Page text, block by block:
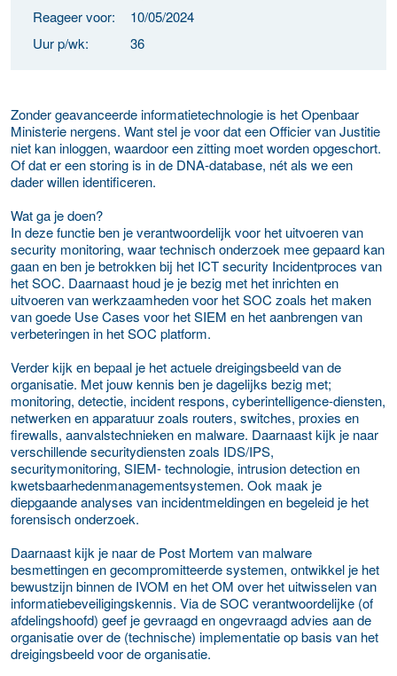
Reageer voor:
10/05/2024
Uur p/wk:
36
Zonder geavanceerde informatietechnologie is het Openbaar
Ministerie nergens. Want stel je voor dat een Officier van Justitie
niet kan inloggen, waardoor een zitting moet worden opgeschort.
Of dat er een storing is in de DNA-database, nét als we een
dader willen identificeren.
Wat ga je doen?
In deze functie ben je verantwoordelijk voor het uitvoeren van
security monitoring, waar technisch onderzoek mee gepaard kan
gaan en ben je betrokken bij het ICT security Incidentproces van
het SOC. Daarnaast houd je je bezig met het inrichten en
uitvoeren van werkzaamheden voor het SOC zoals het maken
van goede Use Cases voor het SIEM en het aanbrengen van
verbeteringen in het SOC platform.
Verder kijk en bepaal je het actuele dreigingsbeeld van de
organisatie. Met jouw kennis ben je dagelijks bezig met;
monitoring, detectie, incident respons, cyberintelligence-diensten,
netwerken en apparatuur zoals routers, switches, proxies en
firewalls, aanvalstechnieken en malware. Daarnaast kijk je naar
verschillende securitydiensten zoals IDS/IPS,
securitymonitoring, SIEM- technologie, intrusion detection en
kwetsbaarhedenmanagementsystemen. Ook maak je
diepgaande analyses van incidentmeldingen en begeleid je het
forensisch onderzoek.
Daarnaast kijk je naar de Post Mortem van malware
besmettingen en gecompromitteerde systemen, ontwikkel je het
bewustzijn binnen de IVOM en het OM over het uitwisselen van
informatiebeveiligingskennis. Via de SOC verantwoordelijke (of
afdelingshoofd) geef je gevraagd en ongevraagd advies aan de
organisatie over de (technische) implementatie op basis van het
dreigingsbeeld voor de organisatie.